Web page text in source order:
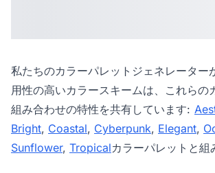
私たちのカラーパレットジェネレーター
用性の高いカラースキームは、これらの
組み合わせの特性を共有しています:
Bright, Coastal, Cyberpunk, Elegant,
Sunflower, Tropicalカラーパレットと組